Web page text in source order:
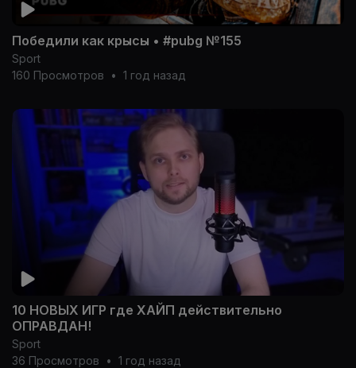
Победили как крысы • #pubg №155
Sport
160 Просмотров
• 1 год назад
10 НОВЫХ ИГР где ХАЙП действительно
ОПРАВДАН!
Sport
36 Просмотров
• 1 год назад